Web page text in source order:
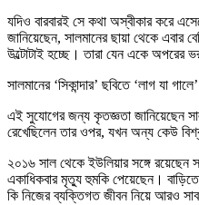
যদিও বারবারই সে কথা অস্বীকার করে
জানিয়েছেন, সালমানের ছায়া থেকে এবার
উল্টোটাই হচ্ছে। তারা যেন একে অপরের
সালমানের ‘সিকান্দার’ ছবিতে ‘লাগ যা
এই সুযোগের জন্য কৃতজ্ঞতা জানিয়েছেন
রেখেছিলেন তার ওপর, যখন অন্য কেউ
২০১৬ সাল থেকে ইউলিয়ার সঙ্গে
একাধিকবার মৃত্যু হুমকি পেয়েছেন।
কি নিজের ব্যক্তিগত জীবন নিয়ে আরও